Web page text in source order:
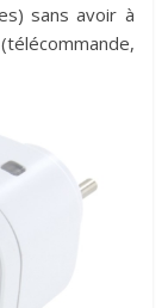
sans avoir à